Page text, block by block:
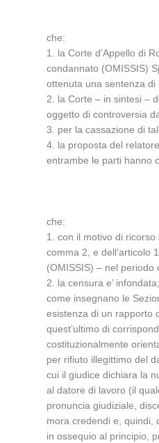
che:
1. la Corte d’Appello di
condannato (OMISSIS)
ottenuta una sentenza
2. la Corte – in sintesi –
oggetto di controversia
3. per la cassazione di
4. la proposta del
entrambe le parti hanno
che:
1. con il motivo di
comma 2, e dell’articolo
(OMISSIS) – nel periodo
2. la censura e’ infondata;
come insegnano le
esistenza di un rapporto
quest’ultimo di
costituzionalmente
per rifiuto illegittimo del
cui il giudice dichiara la
al datore di lavoro (il
pronuncia giudiziale,
mora credendi e, quindi,
in ossequio al principio,